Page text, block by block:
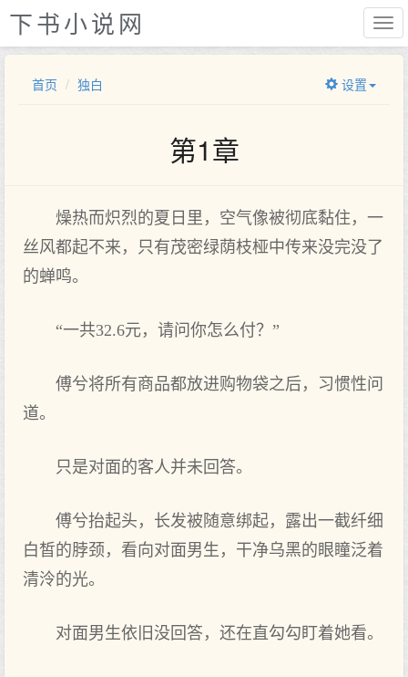
下书小说网
首页 独白 设置
第1章
燥热而炽烈的夏日里，空气像被彻底黏住，一
丝风都起不来，只有茂密绿荫枝桠中传来没完没了
的蝉鸣。
“一共32.6元，请问你怎么付？”
傅兮将所有商品都放进购物袋之后，习惯性问
道。
只是对面的客人并未回答。
傅兮抬起头，长发被随意绑起，露出一截纤细
白皙的脖颈，看向对面男生，干净乌黑的眼瞳泛着
清泠的光。
对面男生依旧没回答，还在直勾勾盯着她看。